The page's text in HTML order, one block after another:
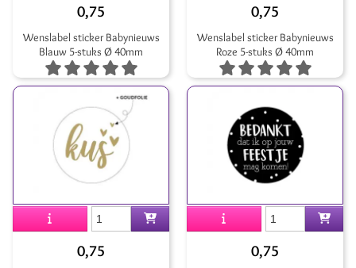
0,75
Wenslabel sticker Babynieuws
Blauw 5-stuks Ø 40mm
0,75
Wenslabel sticker Babynieuws
Roze 5-stuks Ø 40mm
0,75 0,75